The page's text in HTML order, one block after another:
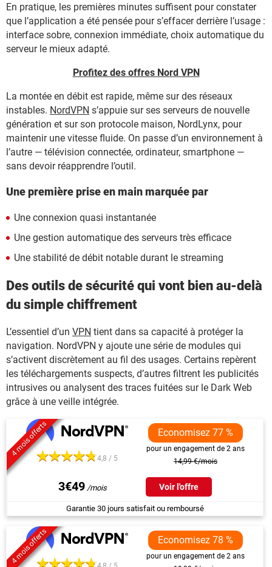
En pratique, les premières minutes suffisent pour constater
que l’application a été pensée pour s’effacer derrière l’usage :
interface sobre, connexion immédiate, choix automatique du
serveur le mieux adapté.
Profitez des offres Nord VPN
La montée en débit est rapide, même sur des réseaux
instables. NordVPN s’appuie sur ses serveurs de nouvelle
génération et sur son protocole maison, NordLynx, pour
maintenir une vitesse fluide. On passe d’un environnement à
l’autre — télévision connectée, ordinateur, smartphone —
sans devoir réapprendre l’outil.
Une première prise en main marquée par
Une connexion quasi instantanée
Une gestion automatique des serveurs très efficace
Une stabilité de débit notable durant le streaming
Des outils de sécurité qui vont bien au-delà
du simple chiffrement
L’essentiel d’un VPN tient dans sa capacité à protéger la
navigation. NordVPN y ajoute une série de modules qui
s’activent discrètement au fil des usages. Certains repèrent
les téléchargements suspects, d’autres filtrent les publicités
intrusives ou analysent des traces fuitées sur le Dark Web
grâce à une veille intégrée.
4 mois offerts
4,8 / 5
Economisez 77 %
pour un engagement de 2 ans
14,99 €/mois
3€49 Voir l'offre
Garantie 30 jours satisfait ou remboursé
4 mois offerts Economisez 78 %
pour un engagement de 2 ans